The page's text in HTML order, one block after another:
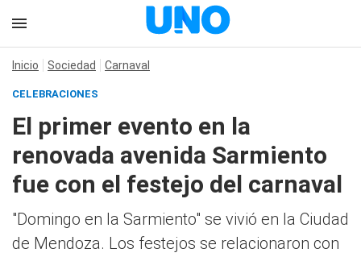
Inicio Sociedad Carnaval
CELEBRACIONES
El primer evento en la
renovada avenida Sarmiento
fue con el festejo del carnaval
"Domingo en la Sarmiento" se vivió en la Ciudad
de Mendoza. Los festejos se relacionaron con